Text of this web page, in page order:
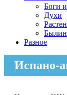
Боги
Духи
Разное
Испано-